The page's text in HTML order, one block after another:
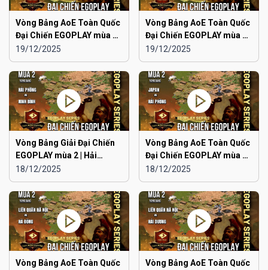
Vòng Bảng AoE Toàn Quốc
Đại Chiến EGOPLAY mùa 2 |
Aoe Đam Mê vs Quảng
Ninh
19/12/2025
Vòng Bảng AoE Toàn Quốc
Đại Chiến EGOPLAY mùa 2 |
Japan vs Ninh Bình
19/12/2025
Vòng Bảng Giải Đại Chiến
EGOPLAY mùa 2 | Hải
Phòng vs Ninh Bình
18/12/2025
Vòng Bảng AoE Toàn Quốc
Đại Chiến EGOPLAY mùa 2 |
Japan vs Hải Phòng
18/12/2025
Vòng Bảng AoE Toàn Quốc
Vòng Bảng AoE Toàn Quốc